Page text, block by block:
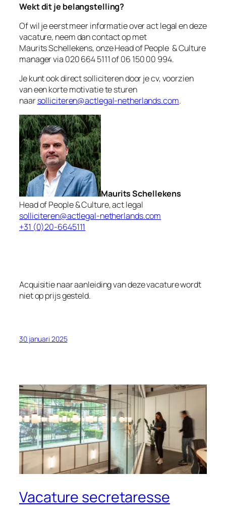
Wekt dit je belangstelling?
Of wil je eerst meer informatie over act legal en deze
vacature, neem dan contact op met
Maurits Schellekens, onze Head of People & Culture
manager via 020 664 5111 of 06 150 00 994.
Je kunt ook direct solliciteren door je cv, voorzien
van een korte motivatie te sturen
naarsolliciteren@actlegal-netherlands.com.
Maurits Schellekens
Head of People & Culture, act legal
solliciteren@actlegal-netherlands.com
+31 (0)20-6645111
Acquisitie naar aanleiding van deze vacature wordt
niet op prijs gesteld.
30 januari 2025
Vacature secretaresse